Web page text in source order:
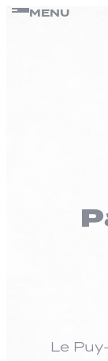
Passer
MENU
Le
Panneau de